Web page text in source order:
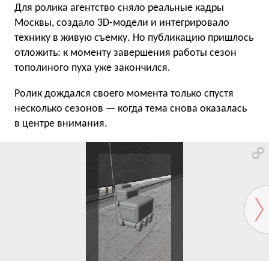
Для ролика агентство сняло реальные кадры
Москвы, создало 3D-модели и интегрировало
технику в живую съемку. Но публикацию пришлось
отложить: к моменту завершения работы сезон
тополиного пуха уже закончился.
Ролик дождался своего момента только спустя
несколько сезонов — когда тема снова оказалась
в центре внимания.